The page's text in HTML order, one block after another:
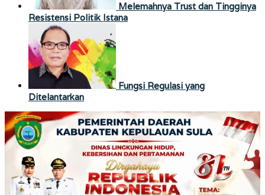
Melemahnya Trust dan Tingginya
Resistensi Politik Istana
Fungsi Regulasi yang
Ditelantarkan